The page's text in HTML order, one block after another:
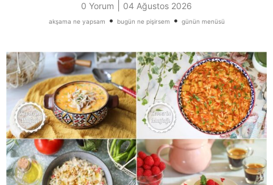
0 Yorum 04 Ağustos 2026
akşama ne yapsam • bugün ne pişirsem • günün menüsü